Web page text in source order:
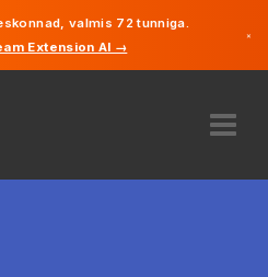
valmis 72 tunniga.
Extension AI →
×